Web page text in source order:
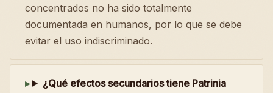
concentrados no ha sido totalmente
documentada en humanos, por lo que se debe
evitar el uso indiscriminado.
¿Qué efectos secundarios tiene Patrinia